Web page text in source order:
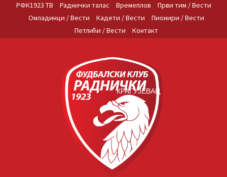
РФК1923 ТВ Раднички талас Времеплов
Први тим / Вести
Омладинци / Вести
Кадети / Вести
Пионири / Вести
Петлићи / Вести
Контакт
КРАГУЈЕВАЦ